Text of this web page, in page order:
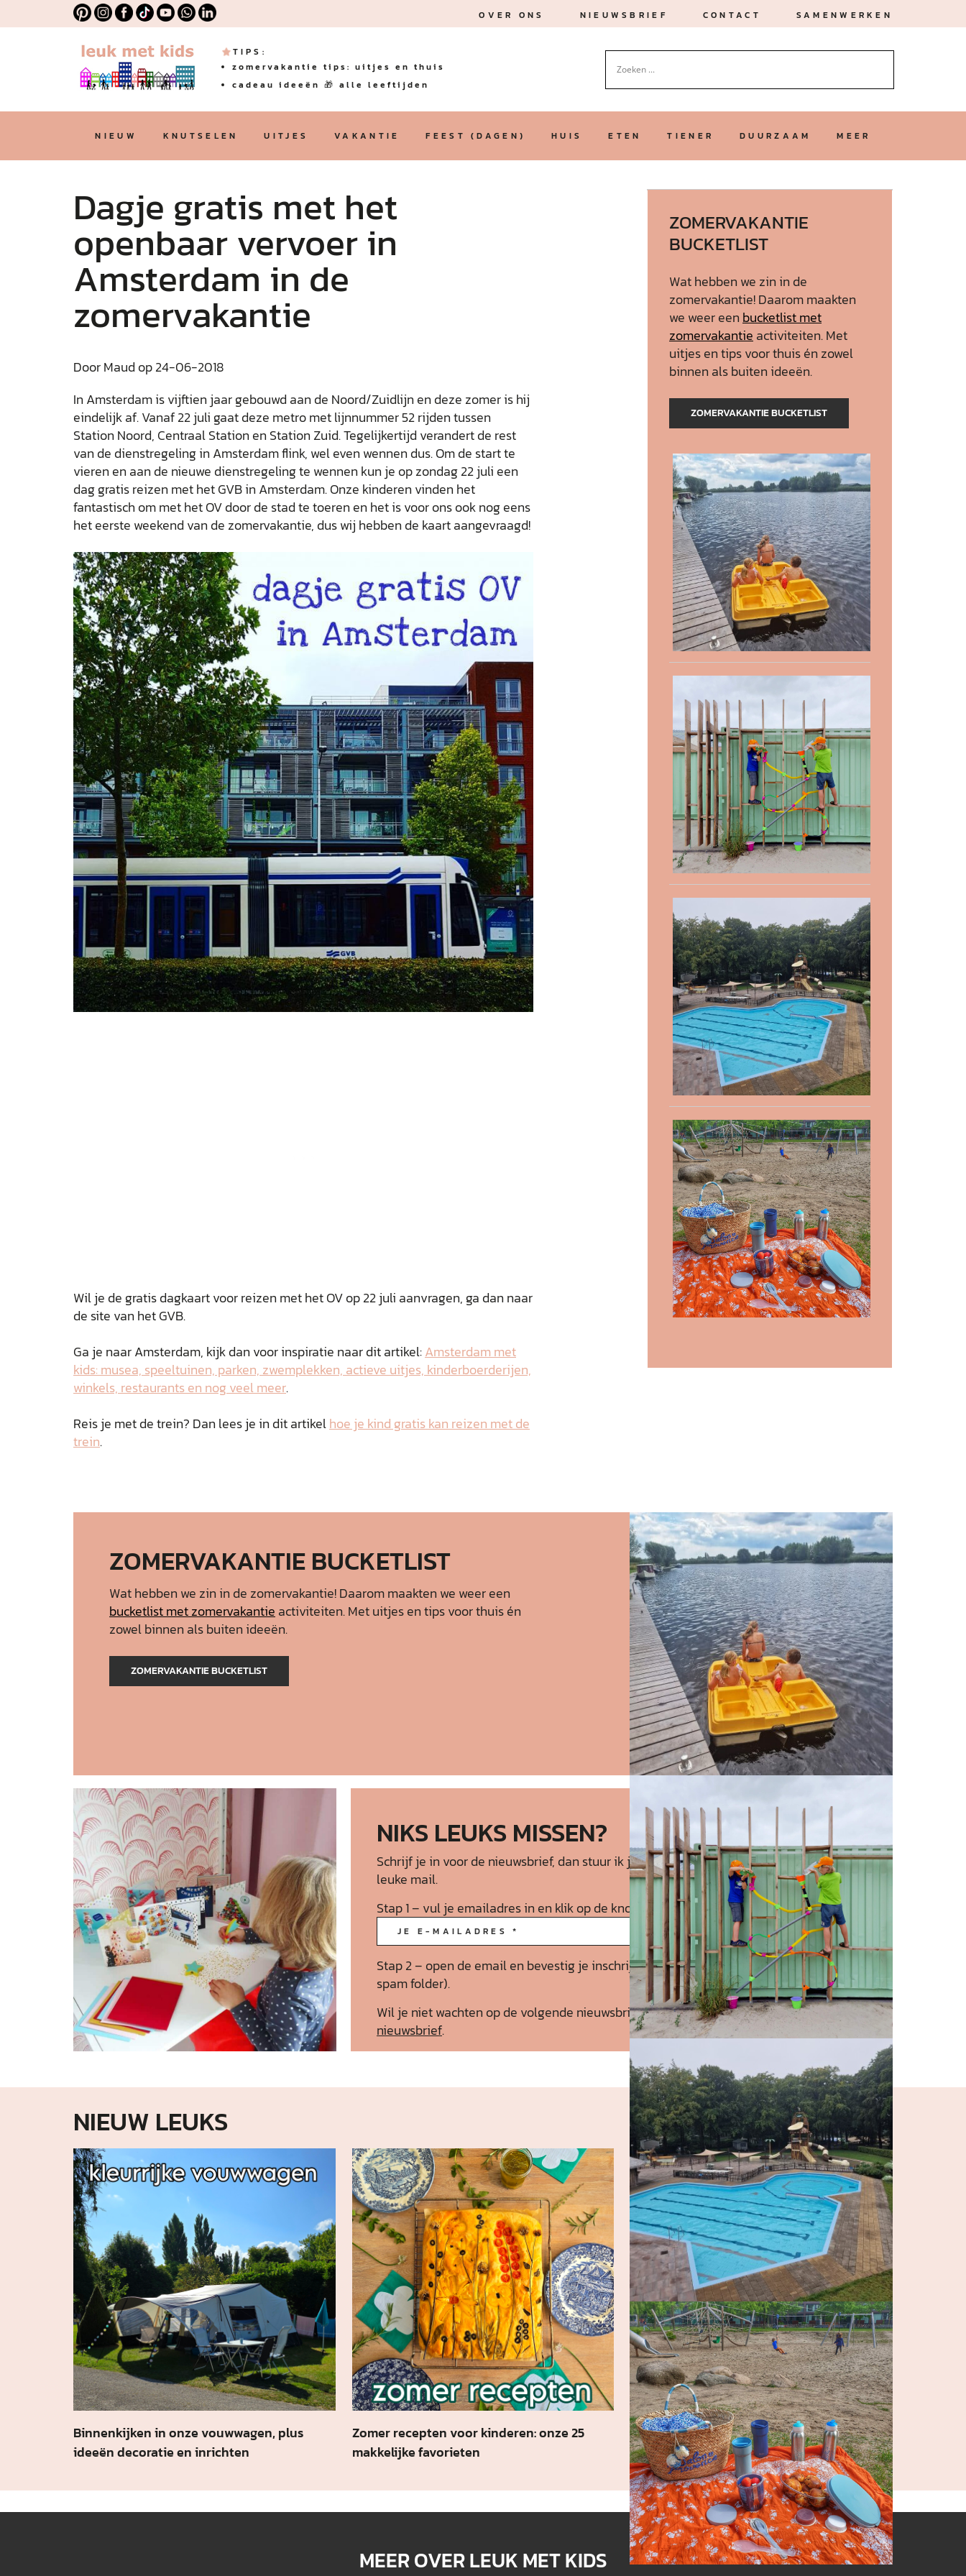
OVER ONS NIEUWSBRIEF CONTACT SAMENWERKEN
TIPS:
zomervakantie tips: uitjes en thuis
cadeau ideeën 🎁 alle leeftijden
NIEUW KNUTSELEN UITJES VAKANTIE FEEST (DAGEN) HUIS ETEN TIENER DUURZAAM MEER
Dagje gratis met het
openbaar vervoer in
Amsterdam in de
zomervakantie
Door Maud op 24-06-2018
In Amsterdam is vijftien jaar gebouwd aan de Noord/Zuidlijn en deze zomer is hij
eindelijk af. Vanaf 22 juli gaat deze metro met lijnnummer 52 rijden tussen
Station Noord, Centraal Station en Station Zuid. Tegelijkertijd verandert de rest
van de dienstregeling in Amsterdam flink, wel even wennen dus. Om de start te
vieren en aan de nieuwe dienstregeling te wennen kun je op zondag 22 juli een
dag gratis reizen met het GVB in Amsterdam. Onze kinderen vinden het
fantastisch om met het OV door de stad te toeren en het is voor ons ook nog eens
het eerste weekend van de zomervakantie, dus wij hebben de kaart aangevraagd!
Wil je de gratis dagkaart voor reizen met het OV op 22 juli aanvragen, ga dan naar
de site van het GVB.
Ga je naar Amsterdam, kijk dan voor inspiratie naar dit artikel:Amsterdam met
kids: musea, speeltuinen, parken, zwemplekken, actieve uitjes, kinderboerderijen,
winkels, restaurants en nog veel meer.
Reis je met de trein? Dan lees je in dit artikelhoe je kind gratis kan reizen met de
trein.
ZOMERVAKANTIE
BUCKETLIST
Wat hebben we zin in de
zomervakantie! Daarom maakten
we weer een bucketlist met
zomervakantie activiteiten. Met
uitjes en tips voor thuis én zowel
binnen als buiten ideeën.
ZOMERVAKANTIE BUCKETLIST
ZOMERVAKANTIE BUCKETLIST
Wat hebben we zin in de zomervakantie! Daarom maakten we weer een
bucketlist met zomervakantie activiteiten. Met uitjes en tips voor thuis én
zowel binnen als buiten ideeën.
ZOMERVAKANTIE BUCKETLIST
NIKS LEUKS MISSEN?
Schrijf je in voor de nieuwsbrief, dan stuur ik je ongeveer twee keer per maand een
leuke mail.
Stap 1 – vul je emailadres in en klik op de knop:
Stap 2 – open de email en bevestig je inschrijving (niks ontvangen, bekijk dan je
spam folder).
Wil je niet wachten op de volgende nieuwsbrief?Lees dan hier de nieuwste
nieuwsbrief.
NIEUW LEUKS
Binnenkijken in onze vouwwagen, plus
ideeën decoratie en inrichten
Zomer recepten voor kinderen: onze 25
makkelijke favorieten
D-Day invasiestranden bezoeken met
tieners
MEER OVER LEUK MET KIDS